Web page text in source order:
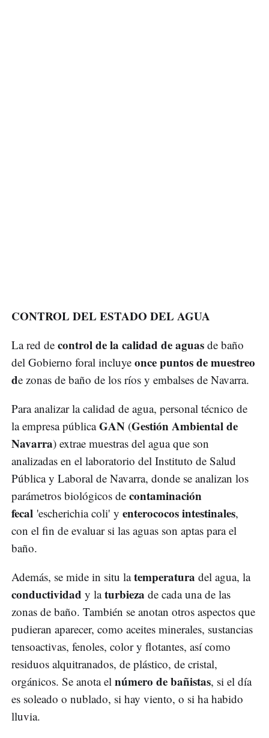
CONTROL DEL ESTADO DEL AGUA
La red de control de la calidad de aguas de baño
del Gobierno foral incluye once puntos de muestreo
de zonas de baño de los ríos y embalses de Navarra.
Para analizar la calidad de agua, personal técnico de
la empresa públicaGAN (Gestión Ambiental de
Navarra) extrae muestras del agua que son
analizadas en el laboratorio del Instituto de Salud
Pública y Laboral de Navarra, donde se analizan los
parámetros biológicos de contaminación
fecal 'escherichia coli' y enterococos intestinales,
con el fin de evaluar si las aguas son aptas para el
baño.
Además, se mide in situ latemperatura del agua, la
conductividad y laturbieza de cada una de las
zonas de baño. También se anotan otros aspectos que
pudieran aparecer, como aceites minerales, sustancias
tensoactivas, fenoles, color y flotantes, así como
residuos alquitranados, de plástico, de cristal,
orgánicos. Se anota el número de bañistas, si el día
es soleado o nublado, si hay viento, o si ha habido
lluvia.